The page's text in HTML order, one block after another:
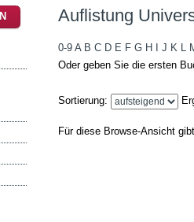
Auflistung
0-9 A B C D E F G H J K L
Oder geben Sie die ersten
Sortierung:
Für diese Browse-Ansicht